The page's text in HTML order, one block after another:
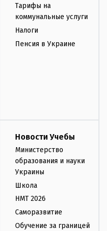
Тарифы на
коммунальные услуги
Налоги
Пенсия в Украине
Новости Учебы
Министерство
образования и науки
Украины
Школа
НМТ 2026
Саморазвитие
Обучение за границей